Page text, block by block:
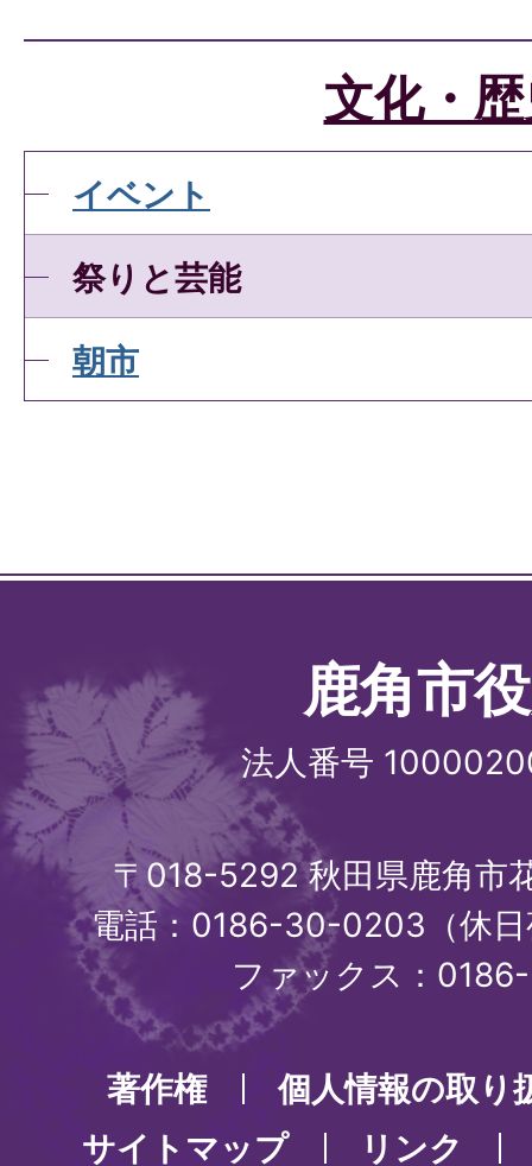
文化・
イベント
祭りと芸能
朝市
鹿角市
法人番号
〒018-5292 秋田県鹿角市
電話：0186-30-0203（休
ファックス：
著作権
個人情報の取り
サイトマップ
リンク